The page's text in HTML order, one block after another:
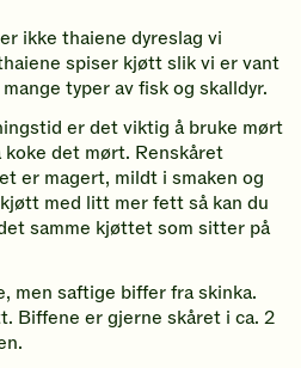
ikke thaiene dyreslag vi
spiser kjøtt slik vi er vant
typer av fisk og skalldyr.
er det viktig å bruke mørt
det mørt. Renskåret
er magert, mildt i smaken og
med litt mer fett så kan du
samme kjøttet som sitter på
men saftige biffer fra skinka.
Biffene er gjerne skåret i ca. 2